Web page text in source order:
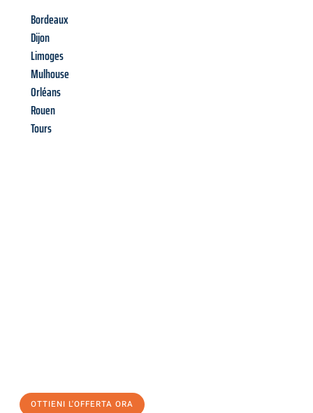
Bordeaux
Dijon
Limoges
Mulhouse
Orléans
Rouen
Tours
OTTIENI L'OFFERTA ORA